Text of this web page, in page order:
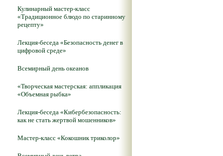
Кулинарный мастер-класс
«Традиционное блюдо по старинному
рецепту»
Лекция-беседа «Безопасность денег в
цифровой среде»
Всемирный день океанов
«Творческая мастерская: аппликация
«Объемная рыбка»
Лекция-беседа «Кибербезопасность:
как не стать жертвой мошенников»
Мастер-класс «Кокошник триколор»